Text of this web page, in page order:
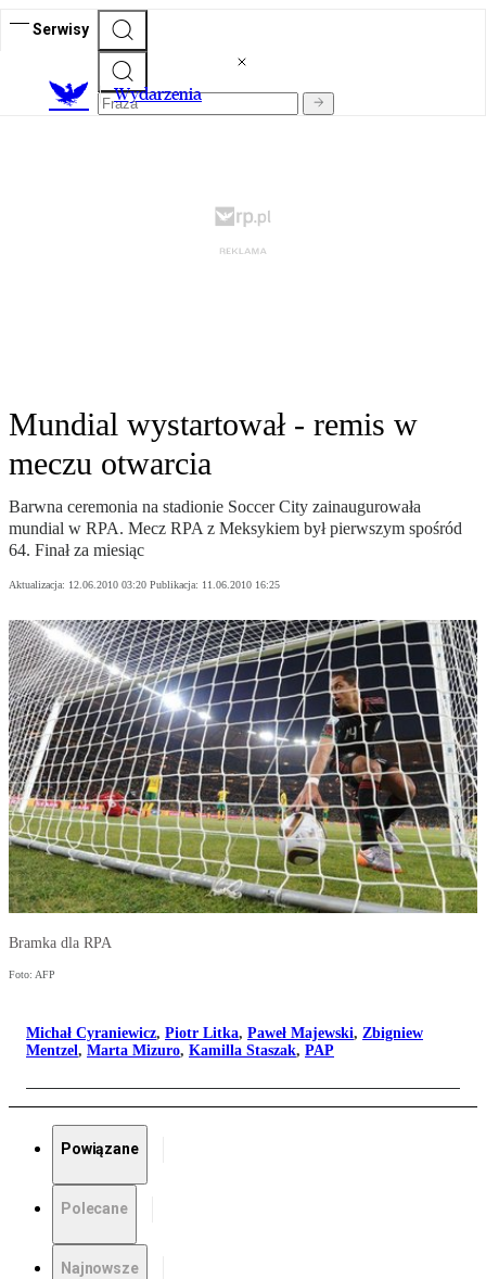
Serwisy
Wydarzenia
Mundial wystartował - remis w
meczu otwarcia
Barwna ceremonia na stadionie Soccer City zainaugurowała
mundial w RPA. Mecz RPA z Meksykiem był pierwszym spośród
64. Finał za miesiąc
Aktualizacja: 12.06.2010 03:20 Publikacja: 11.06.2010 16:25
Bramka dla RPA
Foto: AFP
Michał Cyraniewicz, Piotr Litka, Paweł Majewski, Zbigniew
Mentzel, Marta Mizuro, Kamilla Staszak, PAP
Powiązane
Polecane
Najnowsze